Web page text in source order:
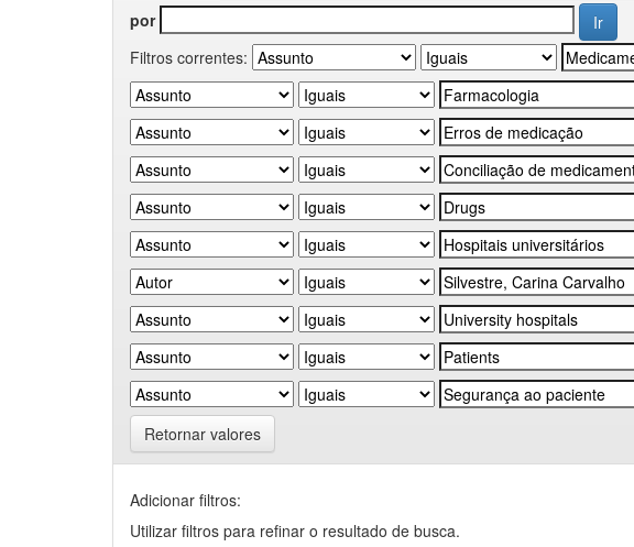
por
Filtros correntes:
Retornar valores
Adicionar filtros:
Utilizar filtros para refinar o resultado de busca.